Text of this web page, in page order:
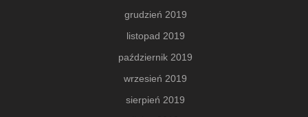
grudzień 2019
listopad 2019
październik 2019
wrzesień 2019
sierpień 2019